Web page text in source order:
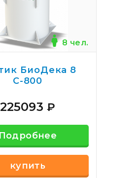
8 чел.
БиоДека 8
С-800
225093₽
Подробнее
купить